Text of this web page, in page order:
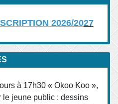
2026/2027
à 17h30 « Okoo Koo »,
le jeune public : dessins